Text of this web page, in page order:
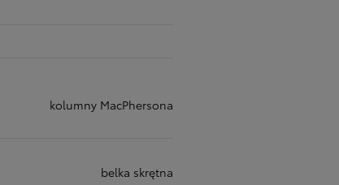
kolumny MacPhersona
belka skrętna